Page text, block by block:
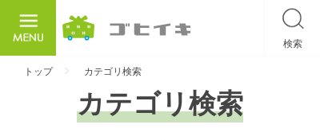
検索
トップ カテゴリ検索
カテゴリ検索